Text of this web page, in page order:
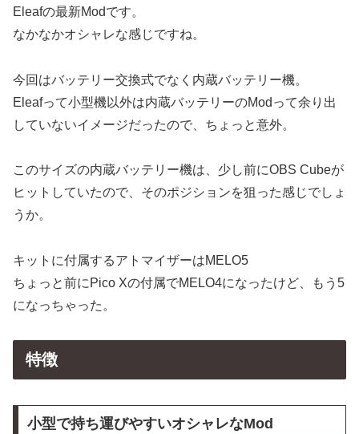
Eleafの最新Modです。
なかなかオシャレな感じですね。
今回はバッテリー交換式でなく内蔵バッテリー機。
Eleafって小型機以外は内蔵バッテリーのModって余り出
していないイメージだったので、ちょっと意外。
このサイズの内蔵バッテリー機は、少し前にOBS Cubeが
ヒットしていたので、そのポジションを狙った感じでしょ
うか。
キットに付属するアトマイザーはMELO5
ちょっと前にPico Xの付属でMELO4になったけど、もう5
になっちゃった。
特徴
小型で持ち運びやすいオシャレなMod